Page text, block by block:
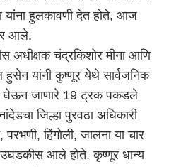
यांना हुलकावणी देत होते, आज
आले.
अधीक्षक चंद्रकिशोर मीना आणि
यांनी कुष्णूर येथे सार्वजनिक
घेऊन जाणारे 19 ट्रक पकडले
जिल्हा पुरवठा अधिकारी
हिंगोली, जालना या चार
उघडकीस आले होते. कृष्णूर धान्य